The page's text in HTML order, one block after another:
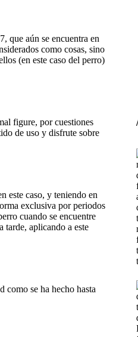
que aún se encuentra en
como cosas, sino
(en este caso del perro)
figure, por cuestiones
de uso y disfrute sobre
este caso, y teniendo en
exclusiva por periodos
cuando se encuentre
tarde, aplicando a este
como se ha hecho hasta